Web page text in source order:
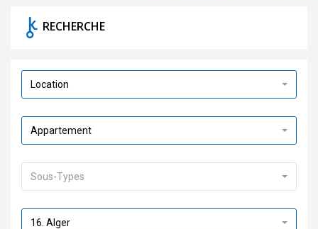
RECHERCHE
Location
Appartement
Sous-Types
16. Alger